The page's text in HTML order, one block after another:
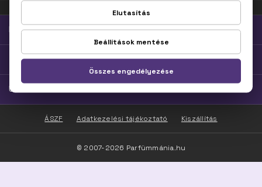
PARFÜMMÁNIA
TOP KATEGÓRIÁK
ÜGYFÉLSZOLGÁLAT
© 2007-2026 Parfümmánia.hu
ÁSZF Adatkezelési tájékoztató Kiszállítás